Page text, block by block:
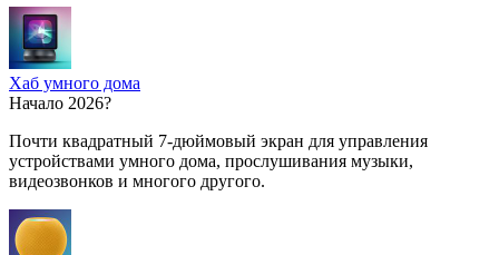
Хаб умного дома
Начало 2026?
Почти квадратный 7-дюймовый экран для управления
устройствами умного дома, прослушивания музыки,
видеозвонков и многого другого.